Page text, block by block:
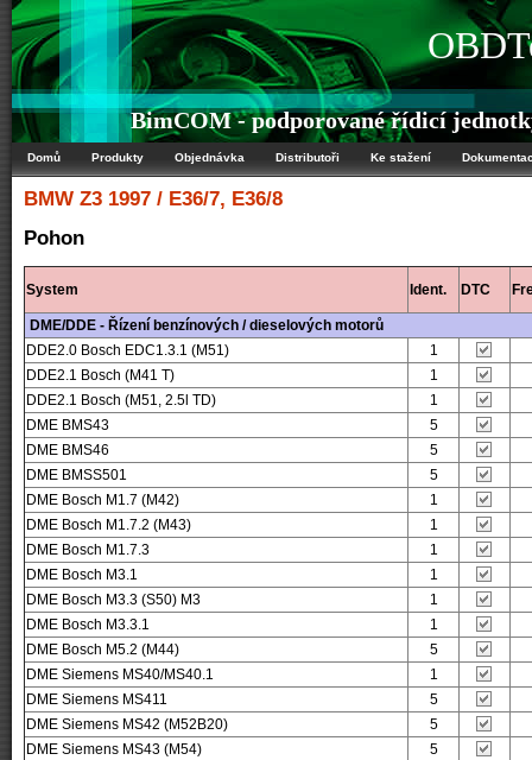
BimCOM - podporované řídicí
Domů Produkty Objednávka Distributoři Ke stažení
BMW Z3 1997 / E36/7, E36/8
Pohon
System Ident. DTC
DME/DDE - Řízení benzínových / dieselových motorů
DDE2.0 Bosch EDC1.3.1 (M51)
1
DDE2.1 Bosch (M41 T)
1
DDE2.1 Bosch (M51, 2.5l TD)
1
DME BMS43
5
DME BMS46
5
DME BMSS501
5
DME Bosch M1.7 (M42)
1
DME Bosch M1.7.2 (M43)
1
DME Bosch M1.7.3
1
DME Bosch M3.1
1
DME Bosch M3.3 (S50) M3
1
DME Bosch M3.3.1
1
DME Bosch M5.2 (M44)
5
DME Siemens MS40/MS40.1
1
DME Siemens MS411
5
DME Siemens MS42 (M52B20)
5
DME Siemens MS43 (M54)
5